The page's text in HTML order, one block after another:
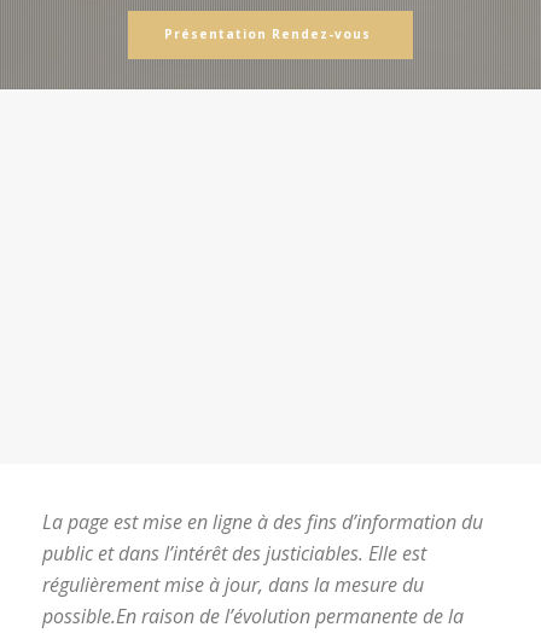
Présentation Rendez-vous
La page est mise en ligne à des fins d’information du
public et dans l’intérêt des justiciables. Elle est
régulièrement mise à jour, dans la mesure du
possible.En raison de l’évolution permanente de la